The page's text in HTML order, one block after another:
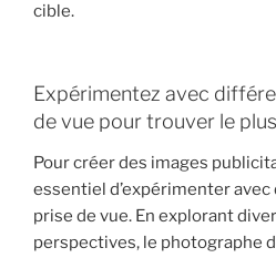
cible.
Expérimentez avec
de vue pour trouver le
Pour créer des images
essentiel d’expérimenter
prise de vue. En explorant
perspectives, le photographe